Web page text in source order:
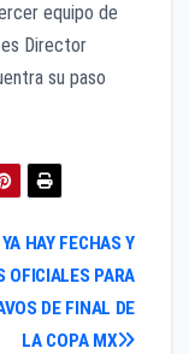
equipo de
es Director
su paso
YA HAY FECHAS Y
OFICIALES PARA
DE FINAL DE
LA COPA MX